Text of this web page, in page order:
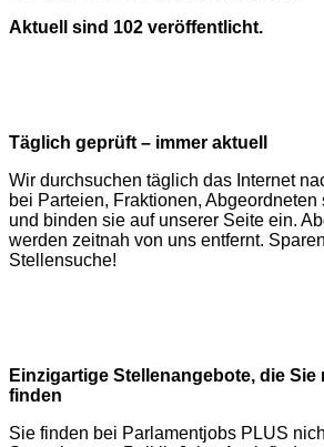
Aktuell sind 102 veröffentlicht.
Täglich geprüft – immer aktuell
Wir durchsuchen täglich das Internet
bei Parteien, Fraktionen,
und binden sie auf unserer Seite ein.
werden zeitnah von uns entfernt.
Stellensuche!
Einzigartige Stellenangebote, die
finden
Sie finden bei Parlamentjobs PLUS